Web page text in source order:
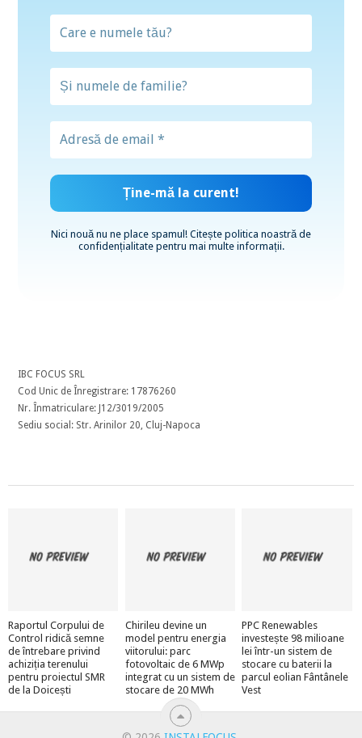
Nici nouă nu ne place spamul! Citește politica noastră de
confidențialitatepentru mai multe informații.
IBC FOCUS SRL
Cod Unic de Înregistrare: 17876260
Nr. Înmatriculare: J12/3019/2005
Sediu social: Str. Arinilor 20, Cluj-Napoca
Raportul Corpului de
Control ridică semne
de întrebare privind
achiziția terenului
pentru proiectul SMR
de la Doicești
Chirileu devine un
model pentru energia
viitorului: parc
fotovoltaic de 6 MWp
integrat cu un sistem de
stocare de 20 MWh
PPC Renewables
investește 98 milioane
lei într-un sistem de
stocare cu baterii la
parcul eolian Fântânele
Vest